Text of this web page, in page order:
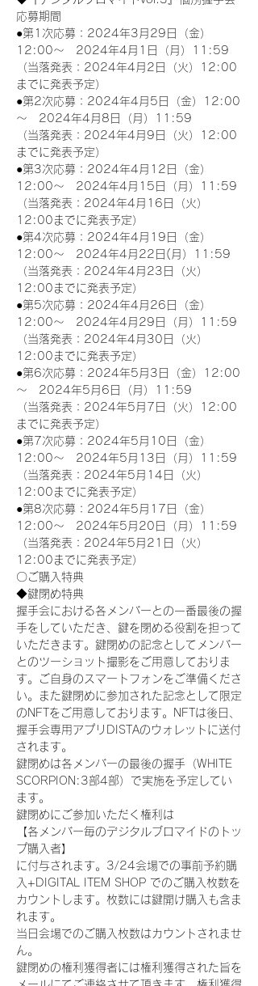
応募期間
●第1次応募：2024年3月29日（金）
12:00～　2024年4月1日（月）11:59
（当落発表：2024年4月2日（火）12:00
までに発表予定）
●第2次応募：2024年4月5日（金）12:00
～　2024年4月8日（月）11:59
（当落発表：2024年4月9日（火）12:00
までに発表予定）
●第3次応募：2024年4月12日（金）
12:00～　2024年4月15日（月）11:59
（当落発表：2024年4月16日（火）
12:00までに発表予定）
●第4次応募：2024年4月19日（金）
12:00～　2024年4月22日(月）11:59
（当落発表：2024年4月23日（火）
12:00までに発表予定）
●第5次応募：2024年4月26日（金）
12:00～　2024年4月29日（月）11:59
（当落発表：2024年4月30日（火）
12:00までに発表予定）
●第6次応募：2024年5月3日（金）12:00
～　2024年5月6日（月）11:59
（当落発表：2024年5月7日（火）12:00
までに発表予定）
●第7次応募：2024年5月10日（金）
12:00～　2024年5月13日（月）11:59
（当落発表：2024年5月14日（火）
12:00までに発表予定）
●第8次応募：2024年5月17日（金）
12:00～　2024年5月20日（月）11:59
（当落発表：2024年5月21日（火）
12:00までに発表予定）
〇ご購入特典
◆鍵閉め特典
握手会における各メンバーとの一番最後の握
手をしていただき、鍵を閉める役割を担って
いただきます。鍵閉めの記念としてメンバー
とのツーショット撮影をご用意しておりま
す。ご自身のスマートフォンをご準備くださ
い。また鍵閉めに参加された記念として限定
のNFTをご用意しております。NFTは後日、
握手会専用アプリDISTAのウォレットに送付
されます。
鍵閉めは各メンバーの最後の握手（WHITE
SCORPION:3部4部）で実施を予定してい
ます。
鍵閉めにご参加いただく権利は
【各メンバー毎のデジタルブロマイドのトッ
プ購入者】
に付与されます。3/24会場での事前予約購
入+DIGITAL ITEM SHOP でのご購入枚数を
カウントします。枚数には鍵開け購入も含ま
れます。
当日会場でのご購入枚数はカウントされませ
ん。
鍵閉めの権利獲得者には権利獲得された旨を